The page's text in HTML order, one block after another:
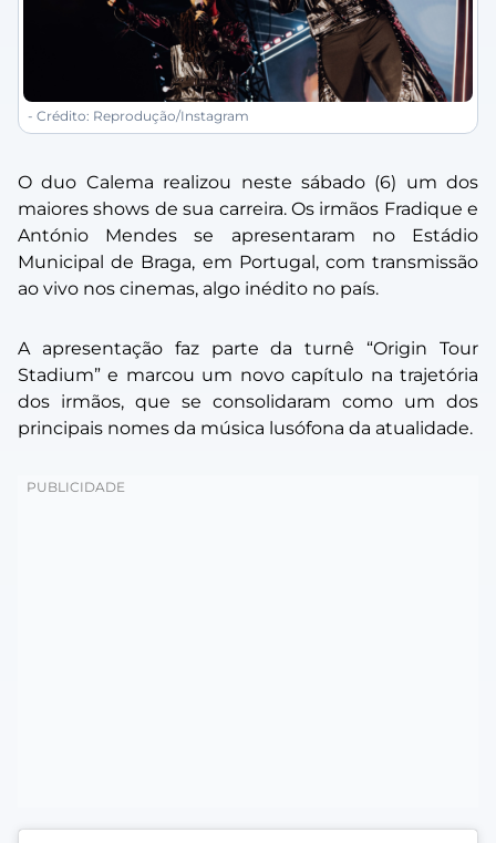
- Crédito: Reprodução/Instagram
O duo Calema realizou neste sábado (6) um dos
maiores shows de sua carreira. Os irmãos Fradique e
António Mendes se apresentaram no Estádio
Municipal de Braga, em Portugal, com transmissão
ao vivo nos cinemas, algo inédito no país.
A apresentação faz parte da turnê “Origin Tour
Stadium” e marcou um novo capítulo na trajetória
dos irmãos, que se consolidaram como um dos
principais nomes da música lusófona da atualidade.